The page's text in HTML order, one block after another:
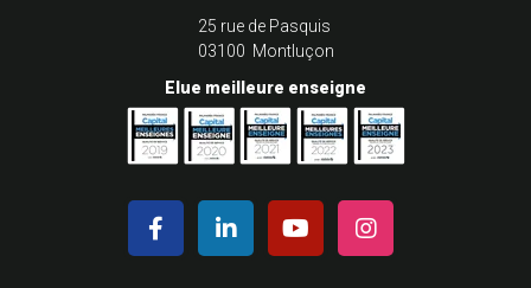
25 rue de Pasquis
03100 Montluçon
Elue meilleure enseigne